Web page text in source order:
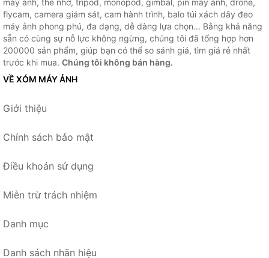
flycam, camera giám sát, cam hành trình, balo túi xách dây đeo
máy ảnh phong phú, đa dạng, dễ dàng lựa chọn... Bằng khả năng
sẵn có cùng sự nỗ lực không ngừng, chúng tôi đã tổng hợp hơn
200000 sản phẩm, giúp bạn có thể so sánh giá, tìm giá rẻ nhất
trước khi mua. Chúng tôi không bán hàng.
VỀ XÓM MÁY ẢNH
Giới thiệu
Chính sách bảo mật
Điều khoản sử dụng
Miễn trừ trách nhiệm
Danh mục
Danh sách nhãn hiệu